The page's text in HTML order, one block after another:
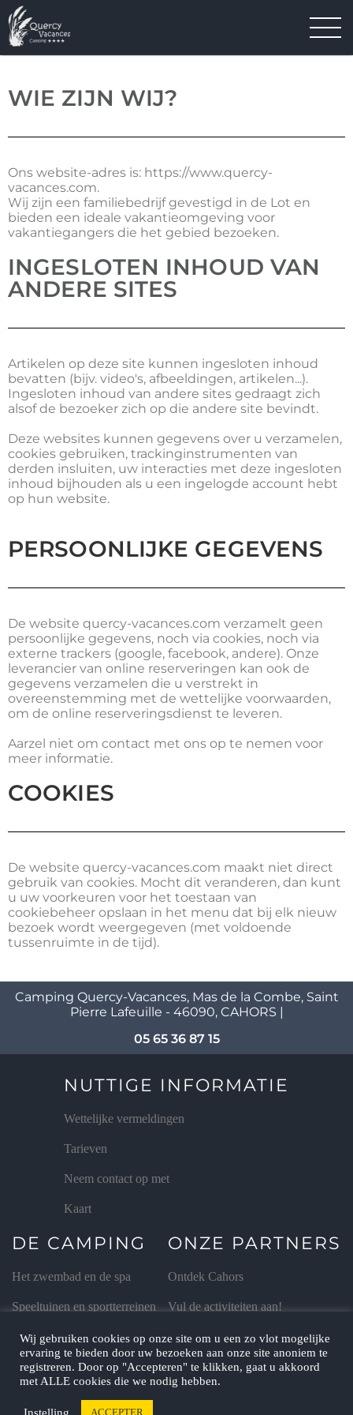
WIE ZIJN WIJ?
Ons website-adres is: https://www.quercy-
vacances.com.
Wij zijn een familiebedrijf gevestigd in de Lot en
bieden een ideale vakantieomgeving voor
vakantiegangers die het gebied bezoeken.
INGESLOTEN INHOUD VAN
ANDERE SITES
Artikelen op deze site kunnen ingesloten inhoud
bevatten (bijv. video's, afbeeldingen, artikelen...).
Ingesloten inhoud van andere sites gedraagt zich
alsof de bezoeker zich op die andere site bevindt.
Deze websites kunnen gegevens over u verzamelen,
cookies gebruiken, trackinginstrumenten van
derden insluiten, uw interacties met deze ingesloten
inhoud bijhouden als u een ingelogde account hebt
op hun website.
PERSOONLIJKE GEGEVENS
De website quercy-vacances.com verzamelt geen
persoonlijke gegevens, noch via cookies, noch via
externe trackers (google, facebook, andere). Onze
leverancier van online reserveringen kan ook de
gegevens verzamelen die u verstrekt in
overeenstemming met de wettelijke voorwaarden,
om de online reserveringsdienst te leveren.
Aarzel niet om contact met ons op te nemen voor
meer informatie.
COOKIES
De website quercy-vacances.com maakt niet direct
gebruik van cookies. Mocht dit veranderen, dan kunt
u uw voorkeuren voor het toestaan van
cookiebeheer opslaan in het menu dat bij elk nieuw
bezoek wordt weergegeven (met voldoende
tussenruimte in de tijd).
Camping Quercy-Vacances, Mas de la Combe, Saint
Pierre Lafeuille - 46090, CAHORS |
05 65 36 87 15
NUTTIGE INFORMATIE
Wettelijke vermeldingen
Tarieven
Neem contact op met
Kaart
DE CAMPING
Het zwembad en de spa
Speeltuinen en sportterreinen
De animaties
De mini-boerderij
ONZE PARTNERS
Ontdek Cahors
Vul de activiteiten aan!
Proef de smaken van de Lot
Groepen
Wij gebruiken cookies op onze site om u een zo vlot mogelijke
ervaring te bieden door uw bezoeken aan onze site anoniem te
registreren. Door op "Accepteren" te klikken, gaat u akkoord
met ALLE cookies die we nodig hebben.
Instelling ACCEPTER